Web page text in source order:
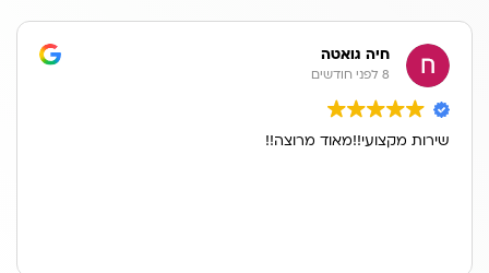
חיה גואטה
8 לפני חודשים
שירות מקצועי!!מאוד מרוצה!!